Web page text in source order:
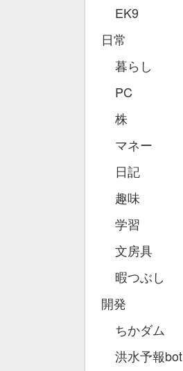
EK9
日常
暮らし
PC
株
マネー
日記
趣味
学習
文房具
暇つぶし
開発
ちかダム
洪水予報bot